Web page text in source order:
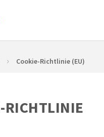
5 Cookie-Richtlinie (EU)
RICHTLINIE